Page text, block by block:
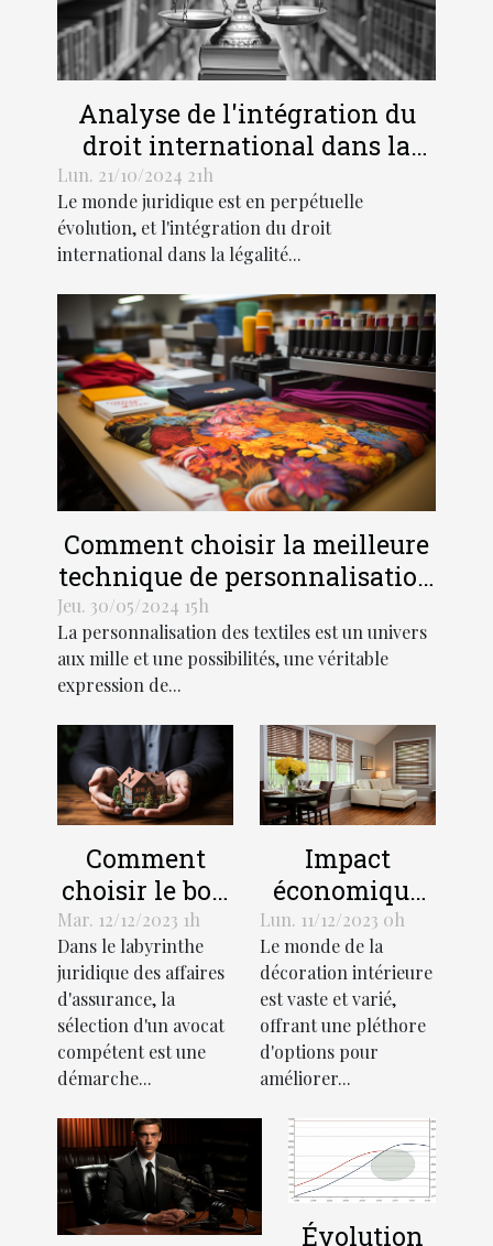
Analyse de l'intégration du
droit international dans la
légalité pénale moderne
Lun. 21/10/2024 21h
Le monde juridique est en perpétuelle
évolution, et l'intégration du droit
international dans la légalité...
Comment choisir la meilleure
technique de personnalisation
pour vos textiles
Jeu. 30/05/2024 15h
La personnalisation des textiles est un univers
aux mille et une possibilités, une véritable
expression de...
Comment
choisir le bon
avocat pour
votre affaire
d'assurance
Mar. 12/12/2023 1h
Dans le labyrinthe
juridique des affaires
d'assurance, la
sélection d'un avocat
compétent est une
démarche...
Impact
économique
de l'industrie
des stores
décoratifs
Lun. 11/12/2023 0h
Le monde de la
décoration intérieure
est vaste et varié,
offrant une pléthore
d'options pour
améliorer...
Évolution